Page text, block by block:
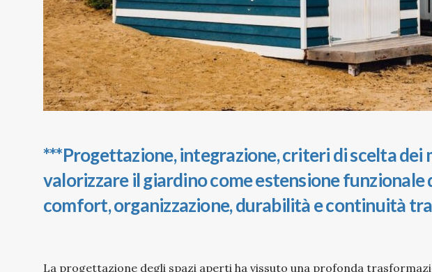
***Progettazione, integrazione, criteri di scelta dei
valorizzare il giardino come estensione funzionale
comfort, organizzazione, durabilità e continuità
La progettazione degli spazi aperti ha vissuto una profonda